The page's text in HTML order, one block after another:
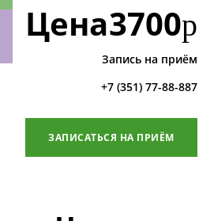
Цена3700р
Запись на приём
+7 (351) 77-88-887
ЗАПИСАТЬСЯ НА ПРИЁМ